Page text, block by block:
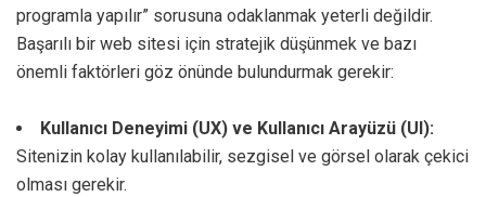
programla yapılır” sorusuna odaklanmak yeterli değildir.
Başarılı bir web sitesi için stratejik düşünmek ve bazı
önemli faktörleri göz önünde bulundurmak gerekir:
Kullanıcı Deneyimi (UX) ve Kullanıcı Arayüzü (UI):
Sitenizin kolay kullanılabilir, sezgisel ve görsel olarak çekici
olması gerekir.